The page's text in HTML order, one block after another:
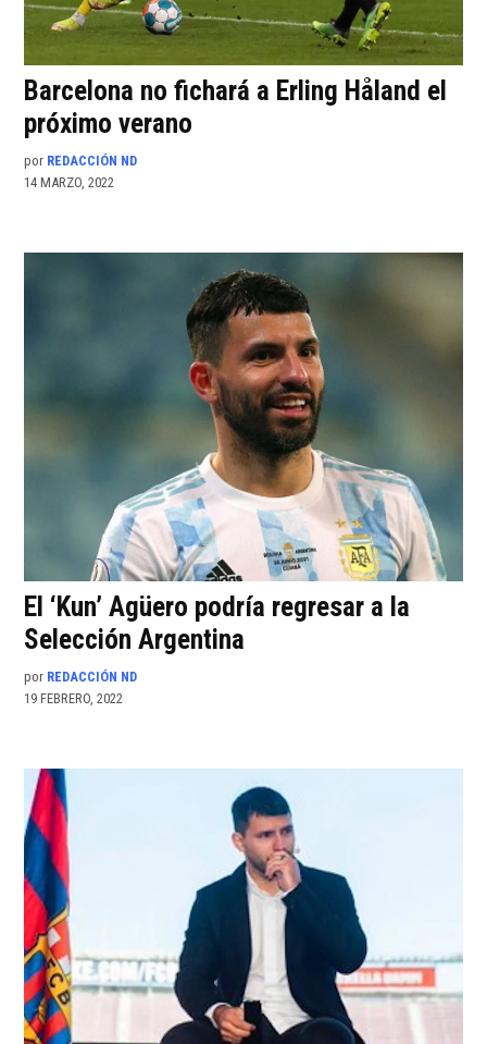
Barcelona no fichará a Erling Håland el
próximo verano
por REDACCIÓN ND
14 MARZO, 2022
El ‘Kun’ Agüero podría regresar a la
Selección Argentina
por REDACCIÓN ND
19 FEBRERO, 2022